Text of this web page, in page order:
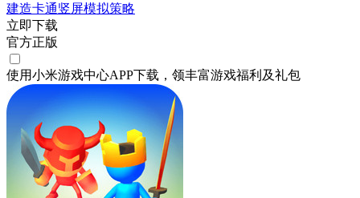
建造卡通竖屏模拟策略
立即下载
官方正版
使用小米游戏中心APP下载 ，领丰富游戏福利 及礼包